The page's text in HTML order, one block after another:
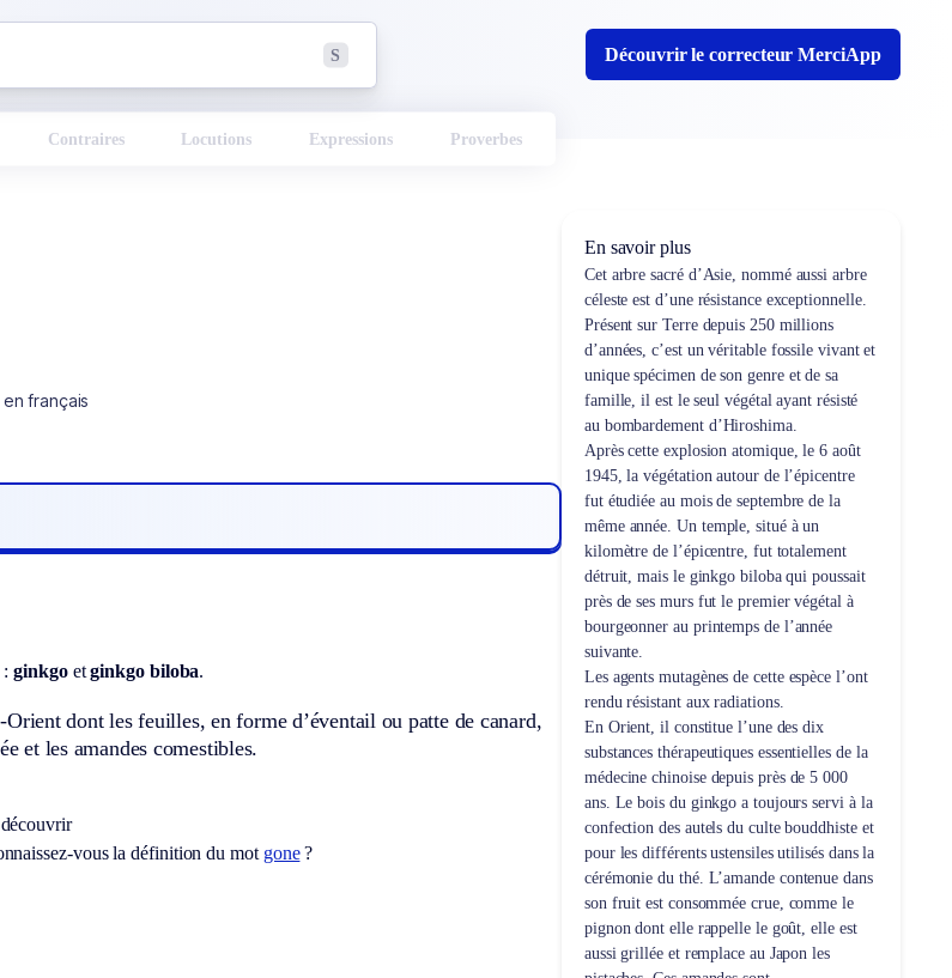
S Découvrir le correcteur MerciApp
Contraires Locutions Expressions Proverbes
français
:ginkgoetginkgo biloba.
dont les feuilles, en forme d’éventail ou patte de canard,
et les amandes comestibles.
vous la définition du mot gone?
En savoir plus
Cet arbre sacré d’Asie, nommé aussi arbre
céleste est d’une résistance exceptionnelle.
Présent sur Terre depuis 250 millions
d’années, c’est un véritable fossile vivant et
unique spécimen de son genre et de sa
famille, il est le seul végétal ayant résisté
au bombardement d’Hiroshima.
Après cette explosion atomique, le 6 août
1945, la végétation autour de l’épicentre
fut étudiée au mois de septembre de la
même année. Un temple, situé à un
kilomètre de l’épicentre, fut totalement
détruit, mais le ginkgo biloba qui poussait
près de ses murs fut le premier végétal à
bourgeonner au printemps de l’année
suivante.
Les agents mutagènes de cette espèce l’ont
rendu résistant aux radiations.
En Orient, il constitue l’une des dix
substances thérapeutiques essentielles de la
médecine chinoise depuis près de 5 000
ans. Le bois du ginkgo a toujours servi à la
confection des autels du culte bouddhiste et
pour les différents ustensiles utilisés dans la
cérémonie du thé. L’amande contenue dans
son fruit est consommée crue, comme le
pignon dont elle rappelle le goût, elle est
aussi grillée et remplace au Japon les